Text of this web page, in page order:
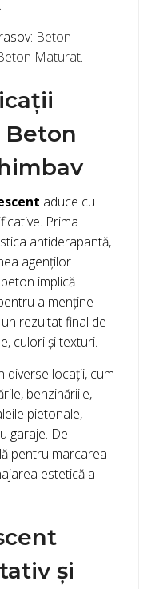
Beton
Maturat.
Beton
aduce cu
Prima
antiderapantă,
agenților
implică
a menține
rezultat final de
culori și texturi.
diverse locații, cum
benzinăriile,
pietonale,
garaje. De
pentru marcarea
estetică a
și